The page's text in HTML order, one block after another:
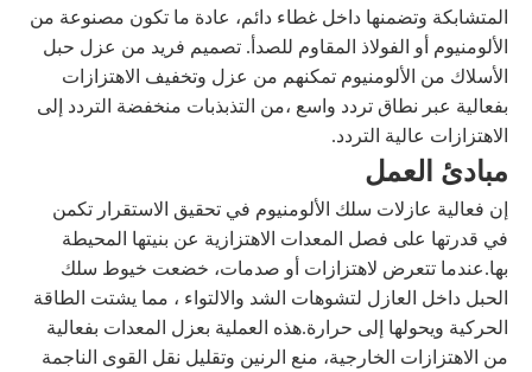
المتشابكة وتضمنها داخل غطاء دائم، عادة ما تكون مصنوعة من
الألومنيوم أو الفولاذ المقاوم للصدأ. تصميم فريد من عزل حبل
الأسلاك من الألومنيوم تمكنهم من عزل وتخفيف الاهتزازات
بفعالية عبر نطاق تردد واسع ،من التذبذبات منخفضة التردد إلى
الاهتزازات عالية التردد.
مبادئ العمل
إن فعالية عازلات سلك الألومنيوم في تحقيق الاستقرار تكمن
في قدرتها على فصل المعدات الاهتزازية عن بنيتها المحيطة
بها.عندما تتعرض لاهتزازات أو صدمات، خضعت خيوط سلك
الحبل داخل العازل لتشوهات الشد والالتواء ، مما يشتت الطاقة
الحركية ويحولها إلى حرارة.هذه العملية بعزل المعدات بفعالية
من الاهتزازات الخارجية، منع الرنين وتقليل نقل القوى الناجمة